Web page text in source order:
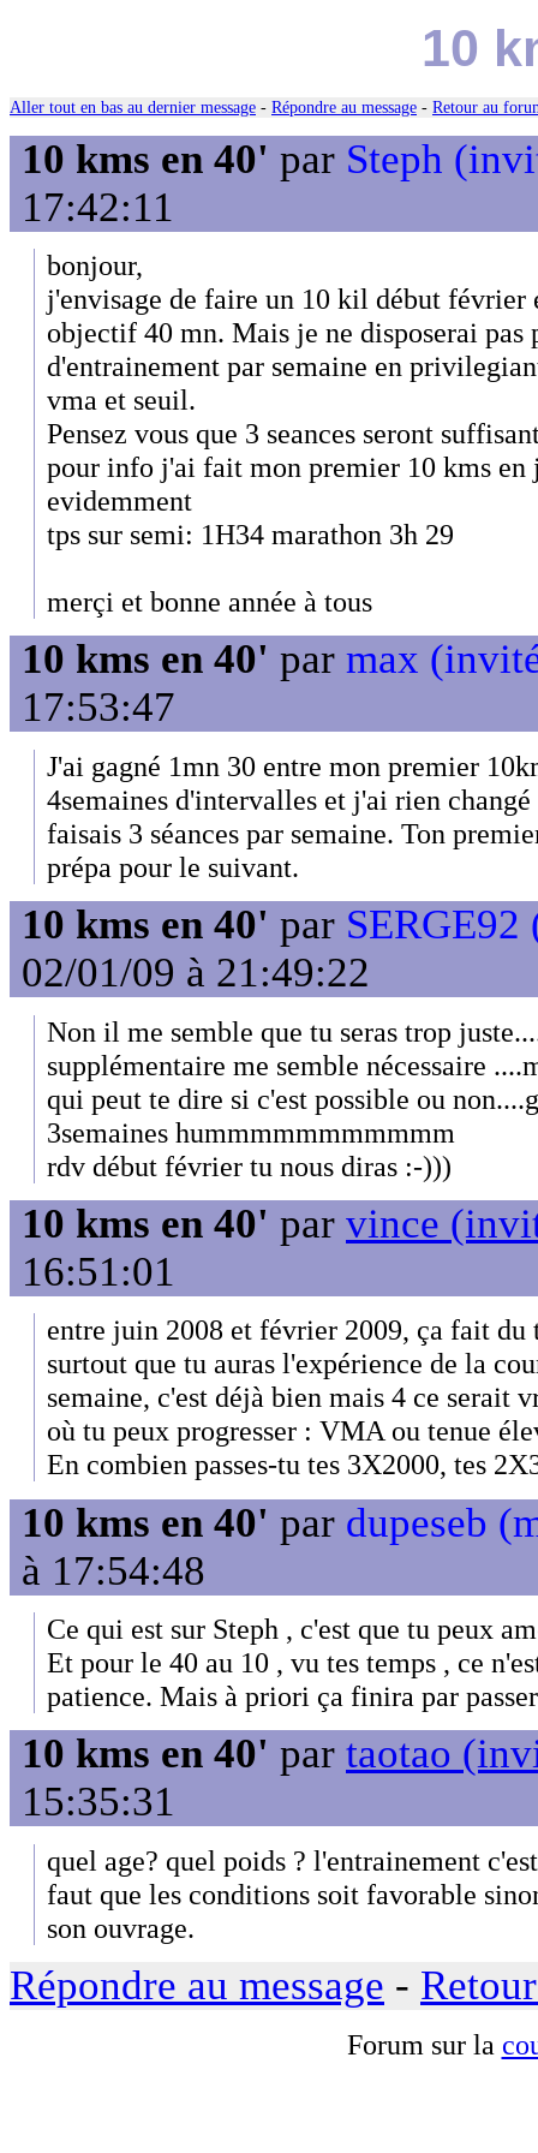
10
Aller tout en bas au dernier message - Répondre au message - Retour au
10 kms en 40' par Steph
17:42:11
bonjour,
j'envisage de faire un 10 kil début février
objectif 40 mn. Mais je ne disposerai pas
d'entrainement par semaine en
vma et seuil.
Pensez vous que 3 seances seront
pour info j'ai fait mon premier 10 kms en
evidemment
tps sur semi: 1H34 marathon 3h 29
merçi et bonne année à tous
10 kms en 40' par max
17:53:47
J'ai gagné 1mn 30 entre mon premier
4semaines d'intervalles et j'ai rien
faisais 3 séances par semaine. Ton
prépa pour le suivant.
10 kms en 40' par SERGE92
02/01/09 à 21:49:22
Non il me semble que tu seras trop
supplémentaire me semble nécessaire
qui peut te dire si c'est possible ou
3semaines hummmmmmmmmmm
rdv début février tu nous diras :-)))
10 kms en 40' par vince
16:51:01
entre juin 2008 et février 2009, ça fait du
surtout que tu auras l'expérience de la
semaine, c'est déjà bien mais 4 ce serait
où tu peux progresser : VMA ou tenue
En combien passes-tu tes 3X2000, tes
10 kms en 40' par dupeseb
à 17:54:48
Ce qui est sur Steph , c'est que tu peux
Et pour le 40 au 10 , vu tes temps , ce
patience. Mais à priori ça finira par
10 kms en 40' par taotao
15:35:31
quel age? quel poids ? l'entrainement
faut que les conditions soit favorable
son ouvrage.
Répondre au message -
Forum sur la